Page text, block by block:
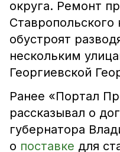
округа. Ремонт
обустроят
нескольким
Георгиевской
Ранее «Портал
рассказывал о
губернатора
о поставке для